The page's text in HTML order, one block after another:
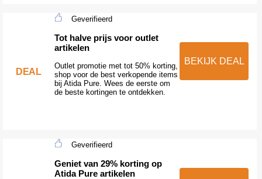
DEAL
Geverifieerd
Tot halve prijs voor outlet
artikelen
Outlet promotie met tot 50% korting,
shop voor de best verkopende items
bij Atida Pure. Wees de eerste om
de beste kortingen te ontdekken.
BEKIJK DEAL
Geverifieerd
Geniet van 29% korting op
Atida Pure artikelen